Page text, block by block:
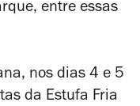
entre essas
nos dias 4 e 5
da Estufa Fria